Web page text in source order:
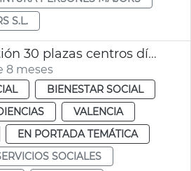
S.L.
Licitación gestión 30 plazas centros día titularidad privada
8 meses
BIENESTAR SOCIAL
VALENCIA
EN PORTADA TEMÁTICA
SOCIALES